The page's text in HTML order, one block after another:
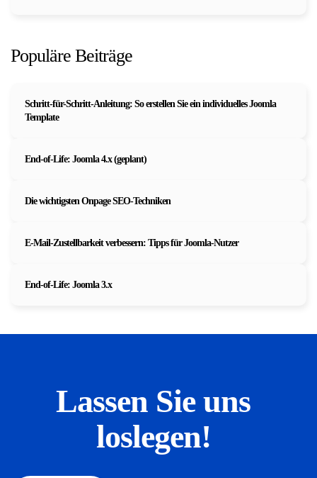
Populäre Beiträge
Schritt-für-Schritt-Anleitung: So erstellen Sie ein individuelles Joomla
Template
End-of-Life: Joomla 4.x (geplant)
Die wichtigsten Onpage SEO-Techniken
E-Mail-Zustellbarkeit verbessern: Tipps für Joomla-Nutzer
End-of-Life: Joomla 3.x
Lassen Sie uns
loslegen!